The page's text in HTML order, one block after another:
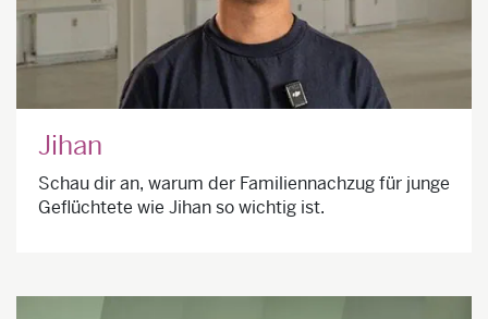
Jihan
Schau dir an, warum der Familiennachzug für junge
Geflüchtete wie Jihan so wichtig ist.